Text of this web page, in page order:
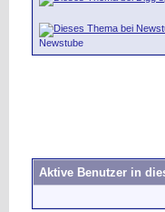
Newstube
Aktive Benutzer in